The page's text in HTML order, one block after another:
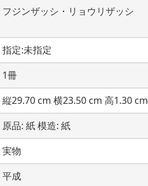
フジンザッシ・リョウリザッシ
指定:未指定
1冊
縦29.70 cm 横23.50 cm 高1.30 cm
原品: 紙 模造: 紙
実物
平成